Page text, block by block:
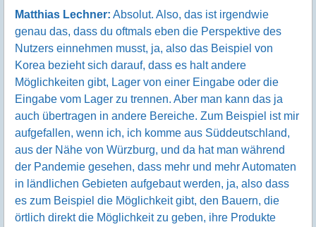
Matthias Lechner: Absolut. Also, das ist irgendwie
genau das, dass du oftmals eben die Perspektive des
Nutzers einnehmen musst, ja, also das Beispiel von
Korea bezieht sich darauf, dass es halt andere
Möglichkeiten gibt, Lager von einer Eingabe oder die
Eingabe vom Lager zu trennen. Aber man kann das ja
auch übertragen in andere Bereiche. Zum Beispiel ist mir
aufgefallen, wenn ich, ich komme aus Süddeutschland,
aus der Nähe von Würzburg, und da hat man während
der Pandemie gesehen, dass mehr und mehr Automaten
in ländlichen Gebieten aufgebaut werden, ja, also dass
es zum Beispiel die Möglichkeit gibt, den Bauern, die
örtlich direkt die Möglichkeit zu geben, ihre Produkte